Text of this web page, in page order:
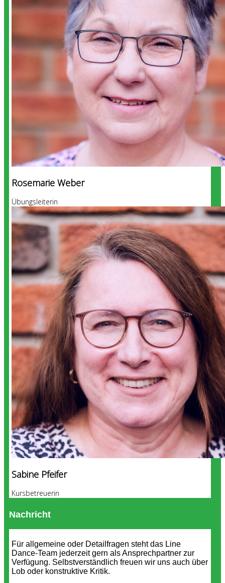
Rosemarie Weber
Übungsleiterin
Sabine Pfeifer
Kursbetreuerin
Nachricht
Für allgemeine oder Detailfragen steht das Line
Dance-Team jederzeit gern als Ansprechpartner zur
Verfügung. Selbstverständlich freuen wir uns auch über
Lob oder konstruktive Kritik.